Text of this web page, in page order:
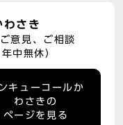
わさき
意見、ご相談
中無休）
キューコールか
わさきの
ページを見る